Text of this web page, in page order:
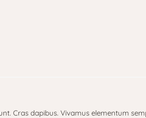
Cras dapibus. Vivamus elementum